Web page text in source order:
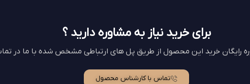
برای خرید نیاز به مشاوره دارید ؟
رایگان خرید این محصول از طریق پل های ارتباطی مشخص شده با ما در
تماس با کارشناس محصول